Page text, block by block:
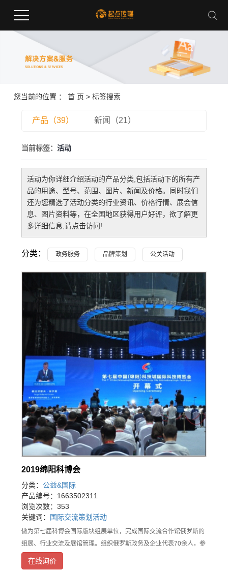
您当前的位置 ： 首 页 > 标签搜索
产品（39） 新闻（21）
当前标签： 活动
活动为你详细介绍活动的产品分类,包括活动下的所有产
品的用途、型号、范围、图片、新闻及价格。同时我们
还为您精选了活动分类的行业资讯、价格行情、展会信
息、图片资料等，在全国地区获得用户好评，欲了解更
多详细信息,请点击访问!
分类： 政务服务 品牌策划 公关活动
2019绵阳科博会
分类： 公益&国际
产品编号：1663502311
浏览次数：353
关键词：
国际交流策划 活动
做为第七届科博会国际版块组展单位，完成国际交流合作馆俄罗斯的
组展、行业交流及展馆管理。组织俄罗斯政务及企业代表70余人，参
展企业20余家，展现俄罗斯馆“科技与艺术”的完美融合，成功开展跨
国行业交流会。
在线询价